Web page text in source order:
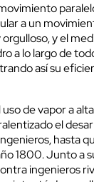
a un
y el
a lo largo de
así su
de vapor a
el
hasta
1800. Junto a
ingenieros